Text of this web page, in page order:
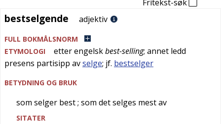
Fritekst-søk
bestselgende
bestselgende adjektiv
FULL BOKMÅLSNORM
ETYMOLOGI
etterengelskbest-selling; annet ledd
presens partisipp avselge; jf. bestselger
BETYDNING OG BRUK
som selger best; som det selges mest av
SITATER